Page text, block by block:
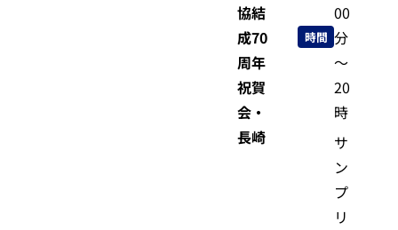
協結
成70
周年
祝賀
会・
長崎
時間
00
分
～
20
時
サ
ン
プ
リ